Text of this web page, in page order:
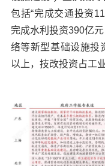
包括“完成交通投资
完成水利投资390亿
络等新型基础设施投
以上，技改投资占工